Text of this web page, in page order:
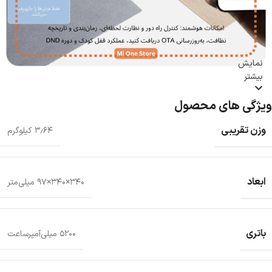
نمایش
بیشتر
ویژگی های محصول
وزن تقریبی ۳٫۶۴ کیلوگرم
ابعاد ۳۴۰×۳۴۰×۹۷ میلی‌متر
باتری ۵۲۰۰ میلی‌آمپرساعت